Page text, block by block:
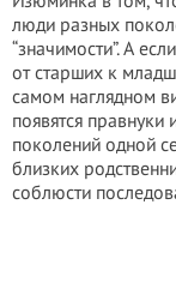
люди разных
“значимости”. А
от старших к
самом наглядном
появятся
поколений одной
близких
соблюсти